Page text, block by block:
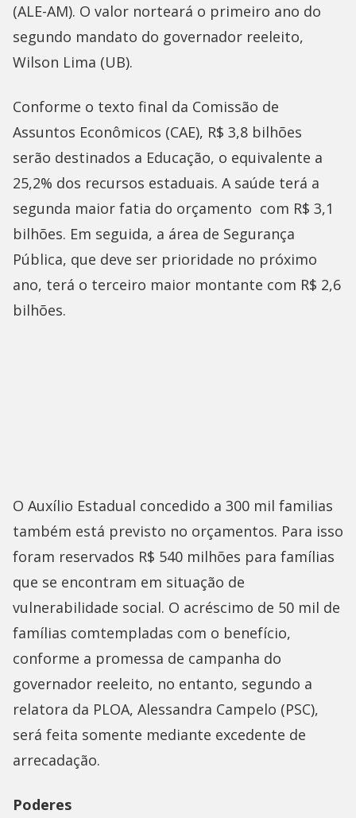
(ALE-AM). O valor norteará o primeiro ano do
segundo mandato do governador reeleito,
Wilson Lima (UB).
Conforme o texto final da Comissão de
Assuntos Econômicos (CAE), R$ 3,8 bilhões
serão destinados a Educação, o equivalente a
25,2% dos recursos estaduais. A saúde terá a
segunda maior fatia do orçamento com R$ 3,1
bilhões. Em seguida, a área de Segurança
Pública, que deve ser prioridade no próximo
ano, terá o terceiro maior montante com R$ 2,6
bilhões.
O Auxílio Estadual concedido a 300 mil familias
também está previsto no orçamentos. Para isso
foram reservados R$ 540 milhões para famílias
que se encontram em situação de
vulnerabilidade social. O acréscimo de 50 mil de
famílias comtempladas com o benefício,
conforme a promessa de campanha do
governador reeleito, no entanto, segundo a
relatora da PLOA, Alessandra Campelo (PSC),
será feita somente mediante excedente de
arrecadação.
Poderes